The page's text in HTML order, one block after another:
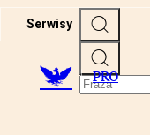
Serwisy
PRO